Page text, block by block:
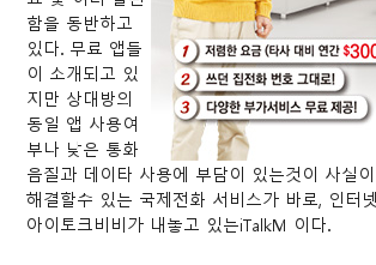
함을 동반하고
있다. 무료 앱들
이 소개되고 있
지만 상대방의
동일 앱 사용여
부나 낮은 통화
음질과 데이타 사용에 부담이 있는것이 사실
해결할수 있는 국제전화 서비스가 바로, 인터
아이토크비비가 내놓고 있는iTalkM 이다.